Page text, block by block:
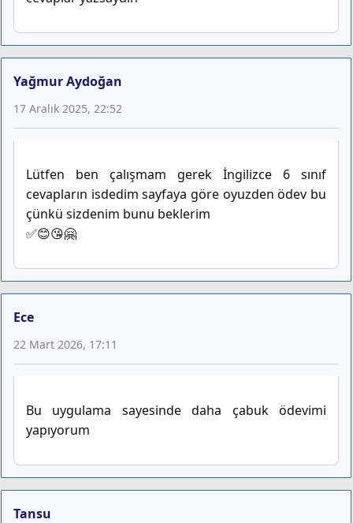
Yağmur Aydoğan
17 Aralık 2025, 22:52
Lütfen ben çalışmam gerek İngilizce 6 sınıf
cevapların isdedim sayfaya göre oyuzden ödev bu
çünkü sizdenim bunu beklerim
✅😊😘🤗
Ece
22 Mart 2026, 17:11
Bu uygulama sayesinde daha çabuk ödevimi
yapıyorum
Tansu